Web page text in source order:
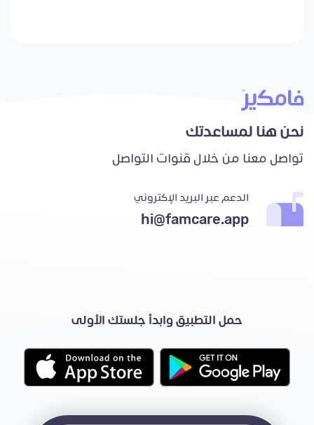
نحن هنا لمساعدتك
تواصل معنا من خلال قنوات التواصل
الدعم عبر البريد الإكتروني
hi@famcare.app
حمل التطبيق وابدأ جلستك الأولى